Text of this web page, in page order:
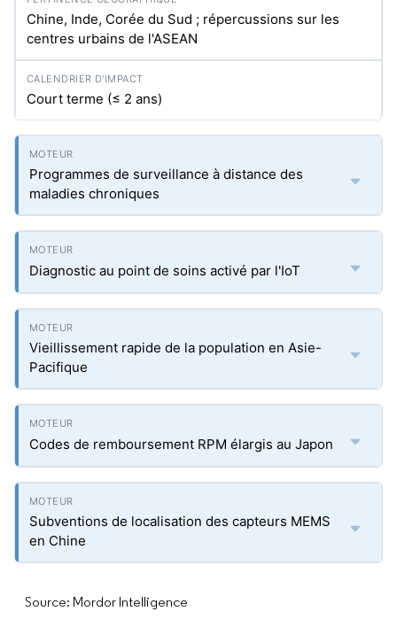
Chine, Inde, Corée du Sud ; répercussions sur les
centres urbains de l'ASEAN
Court terme (≤ 2 ans)
Programmes de surveillance à distance des
maladies chroniques
Diagnostic au point de soins activé par l'IoT
Vieillissement rapide de la population en Asie-
Pacifique
Codes de remboursement RPM élargis au Japon
Subventions de localisation des capteurs MEMS
en Chine
Source: Mordor Intelligence